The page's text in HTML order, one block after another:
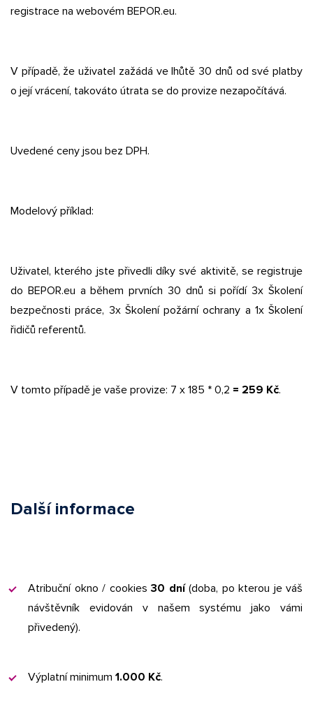
registrace na webovém BEPOR.eu.
V případě, že uživatel zažádá ve lhůtě 30 dnů od své platby
o její vrácení, takováto útrata se do provize nezapočítává.
Uvedené ceny jsou bez DPH.
Modelový příklad:
Uživatel, kterého jste přivedli díky své aktivitě, se registruje
do BEPOR.eu a během prvních 30 dnů si pořídí 3x Školení
bezpečnosti práce, 3x Školení požární ochrany a 1x Školení
řidičů referentů.
V tomto případě je vaše provize: 7 x 185 * 0,2 = 259 Kč.
Další informace
Atribuční okno / cookies 30 dní(doba, po kterou je váš
návštěvník evidován v našem systému jako vámi
přivedený).
Výplatní minimum 1.000 Kč.